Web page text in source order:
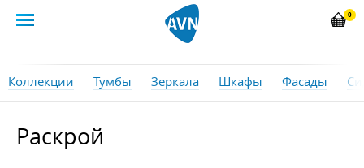
0
Коллекции Тумбы Зеркала Шкафы Фасады
Раскрой